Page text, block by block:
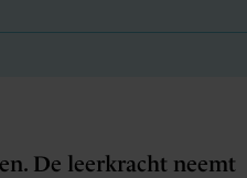
De leerkracht neemt